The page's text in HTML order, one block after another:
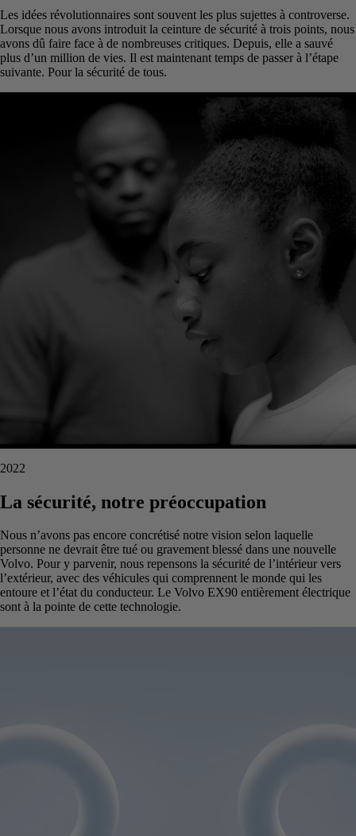
Les idées révolutionnaires sont souvent les plus sujettes à controverse.
Lorsque nous avons introduit la ceinture de sécurité à trois points, nous
avons dû faire face à de nombreuses critiques. Depuis, elle a sauvé
plus d’un million de vies. Il est maintenant temps de passer à l’étape
suivante. Pour la sécurité de tous.
2022
La sécurité, notre préoccupation
Nous n’avons pas encore concrétisé notre vision selon laquelle
personne ne devrait être tué ou gravement blessé dans une nouvelle
Volvo. Pour y parvenir, nous repensons la sécurité de l’intérieur vers
l’extérieur, avec des véhicules qui comprennent le monde qui les
entoure et l’état du conducteur. Le Volvo EX90 entièrement électrique
sont à la pointe de cette technologie.